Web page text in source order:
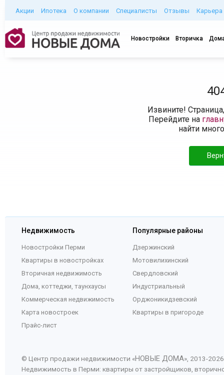
Акции Ипотека О компании Специалисты Отзывы Карьера
Новостройки Вторичка
Извините!
Перейдите на
найти
Недвижимость
Новостройки Перми
Квартиры в новостройках
Вторичная недвижимость
Дома, коттеджи, таунхаусы
Коммерческая недвижимость
Карта новостроек
Прайс-лист
Популярные районы
Дзержинский
Мотовилихинский
Свердловский
Индустриальный
Орджоникидзевский
Квартиры в пригороде
© Центр продажи недвижимости «НОВЫЕ ДОМА», 2013-2026
Недвижимость в Перми: квартиры от застройщиков,